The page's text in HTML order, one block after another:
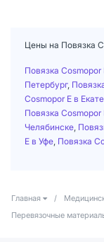
Цены на Повязка
Повязка
Петербург,
Cosmopor Е в
Повязка
Челябинске
Е в Уфе Повязка
Главная /
Перевязочные